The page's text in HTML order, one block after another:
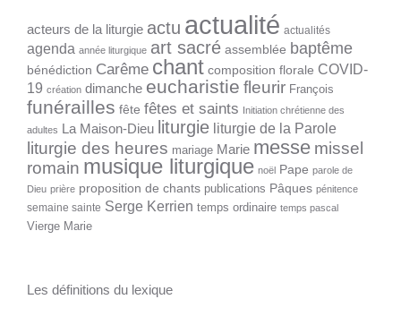
acteurs de la liturgie actu actualité actualités
agenda année liturgique art sacré assemblée baptême
bénédiction Carême chant composition florale COVID-
19 création dimanche eucharistie fleurir François
funérailles fête fêtes et saints
Initiation chrétienne des
adultes La Maison-Dieu liturgie liturgie de la Parole
liturgie des heures mariage Marie messe missel
romain musique liturgique noël Pape parole de
Dieu prière proposition de chants publications Pâques pénitence
semaine sainte Serge Kerrien temps ordinaire temps pascal
Vierge Marie
Les définitions du lexique